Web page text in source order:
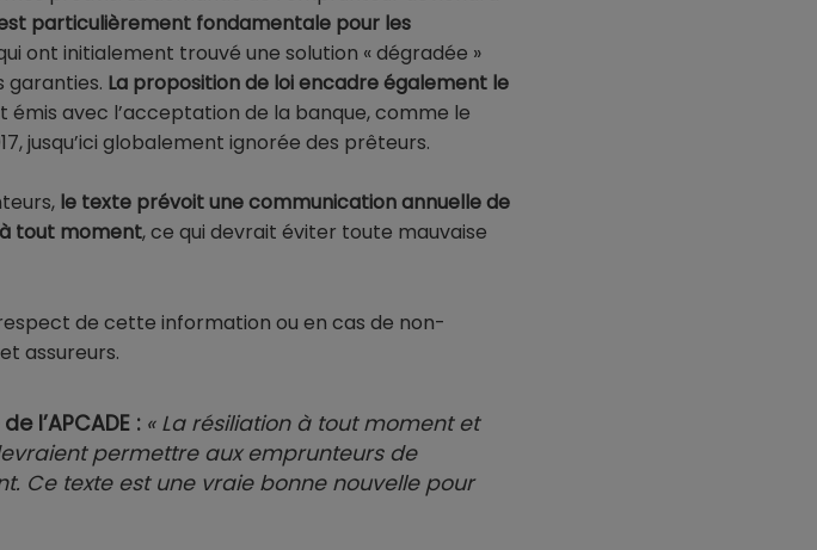
particulièrement fondamentale pour les
ont initialement trouvé une solution « dégradée »
garanties. La proposition de loi encadre également le
émis avec l’acceptation de la banque, comme le
jusqu’ici globalement ignorée des prêteurs.
le texte prévoit une communication annuelle de
à tout moment, ce qui devrait éviter toute mauvaise
de cette information ou en cas de non-
assureurs.
l’APCADE : « La résiliation à tout moment et
permettre aux emprunteurs de
Ce texte est une vraie bonne nouvelle pour